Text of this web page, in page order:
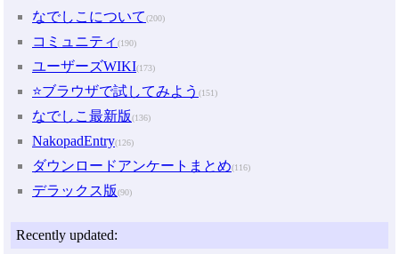
なでしこについて(200)
コミュニティ (190)
ユーザーズWIKI(173)
⭐ブラウザで試してみよう (151)
なでしこ最新版(136)
NakopadEntry(126)
ダウンロードアンケートまとめ(116)
デラックス版(90)
Recently updated: